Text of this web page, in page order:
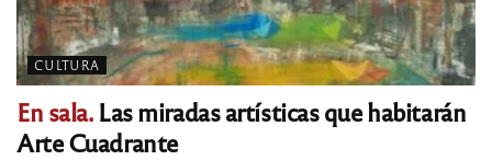
CULTURA
En sala.Las miradas artísticas que habitarán
Arte Cuadrante